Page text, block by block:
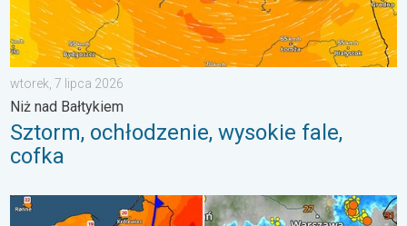
wtorek, 7 lipca 2026
Niż nad Bałtykiem
Sztorm, ochłodzenie, wysokie fale,
cofka
Groźne burze na pożegnanie upałów. Ochłodzenie i burze. . .